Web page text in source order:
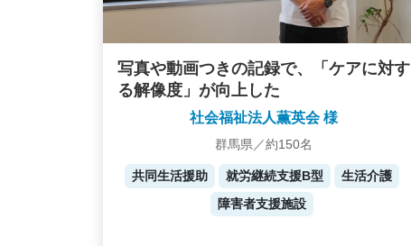
写真や動画つきの記録で、「ケアに対す
る解像度」が向上した
社会福祉法人薫英会 様
群馬県／約150名
共同生活援助 就労継続支援B型
生活介護
障害者支援施設